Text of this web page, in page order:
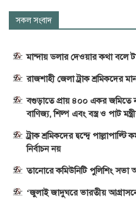
সকল সংবাদ
মান্দায় ডলার দেওয়ার কথা বলে
রাজশাহী জেলা ট্রাক শ্রমিকদের
বগুড়াতে প্রায় ৪০০ একর জমিতে
বাণিজ্য, শিল্প এবং বস্ত্র ও পাট
ট্রাক শ্রমিকদের দ্বন্দ্বে
নির্বাচন নয়
তানোরে কমিউনিটি পুলিশিং সভা
‘জুলাই জাদুঘরে ভারতীয়